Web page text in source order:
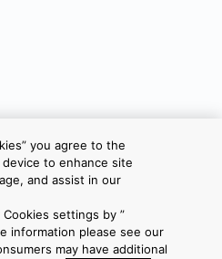
Cookie設定 聯繫我們
you agree to the
to enhance site
and assist in our
settings by ”
information please see our
may have additional